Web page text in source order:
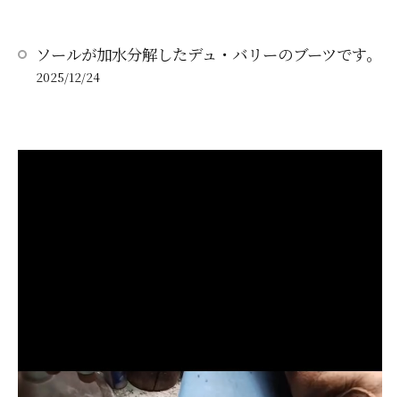
ソールが加水分解したデュ・バリーのブーツです。
2025/12/24